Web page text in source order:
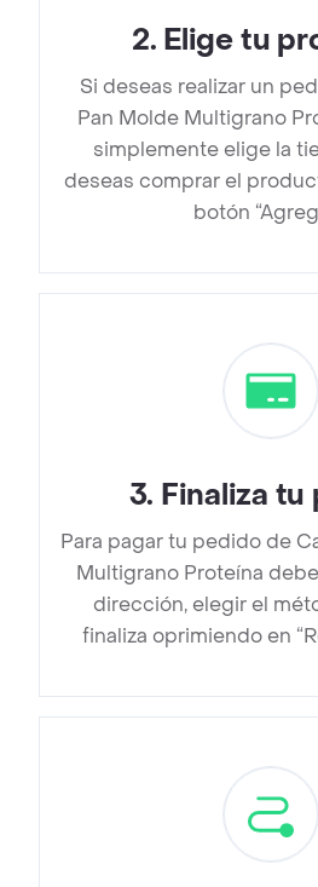
2. Elige tu
Si deseas realizar un
Pan Molde Multigrano
simplemente elige la
deseas comprar el
botón
3. Finaliza tu
Para pagar tu pedido de
Multigrano Proteína
dirección, elegir el
finaliza oprimiendo en